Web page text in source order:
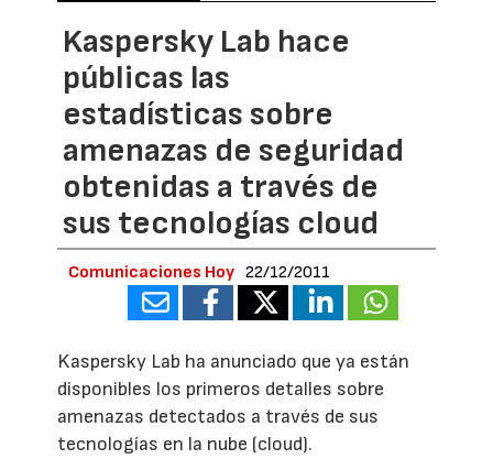
Kaspersky Lab hace
públicas las
estadísticas sobre
amenazas de seguridad
obtenidas a través de
sus tecnologías cloud
Comunicaciones Hoy 22/12/2011
Kaspersky Lab ha anunciado que ya están
disponibles los primeros detalles sobre
amenazas detectados a través de sus
tecnologías en la nube (cloud).